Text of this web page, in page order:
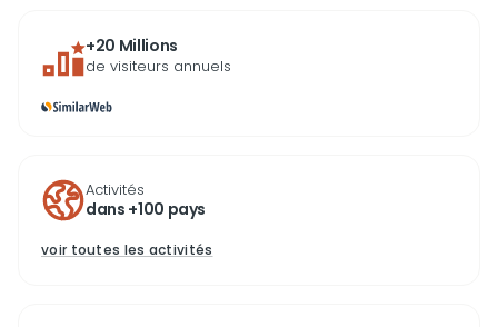
+20 Millions
de visiteurs annuels
Activités
dans +100 pays
voir toutes les activités